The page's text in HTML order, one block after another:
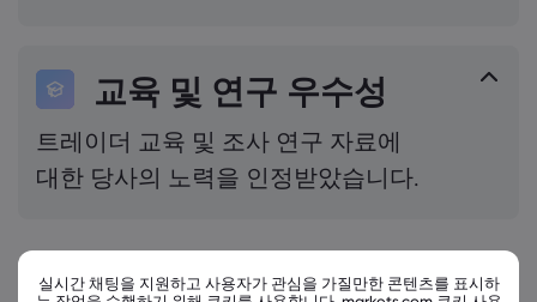
교육 및 연구 우수성
트레이더 교육 및 조사 연구 자료에
대한 당사의 노력을 인정받았습니다.
기업 뉴스 모두 보기
실시간 채팅을 지원하고 사용자가 관심을 가질만한 콘텐츠를 표시하